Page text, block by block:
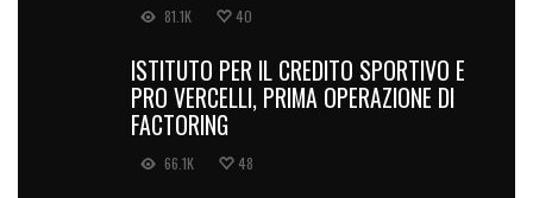
81.1K 40
ISTITUTO PER IL CREDITO SPORTIVO E
PRO VERCELLI, PRIMA OPERAZIONE DI
FACTORING
66.1K 48